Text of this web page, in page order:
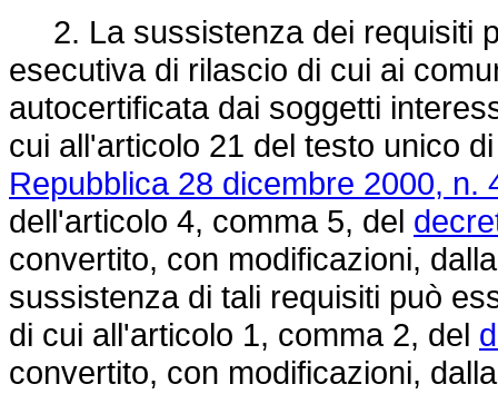
2. La sussistenza dei requisiti
esecutiva di rilascio di cui ai
autocertificata dai soggetti
cui all'articolo 21 del testo unico
Repubblica 28 dicembre 2000, n.
dell'articolo 4, comma 5, del
convertito, con modificazioni,
sussistenza di tali requisiti può
di cui all'articolo 1, comma 2, del
convertito, con modificazioni,